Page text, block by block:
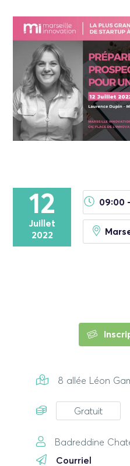
12
Juillet
2022
09:00
8 allée Léon
Gratuit
Badreddine
Courriel